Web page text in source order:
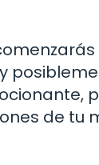
de tu